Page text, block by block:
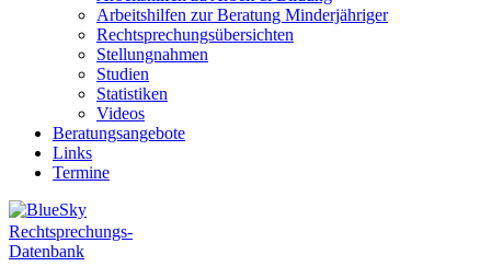
Arbeitshilfen zur Beratung Minderjähriger
Rechtsprechungsübersichten
Stellungnahmen
Studien
Statistiken
Videos
Beratungsangebote
Links
Termine
Rechtsprechungs-
Datenbank